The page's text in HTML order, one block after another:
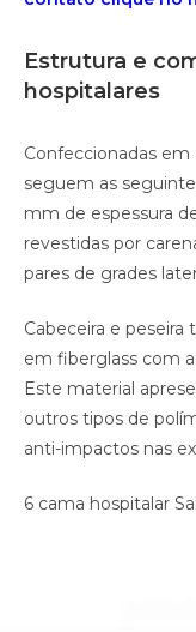
Estrutura e
hospitalares
Confeccionadas
seguem as
mm de espessura
revestidas por
pares de grades
Cabeceira e
em fiberglass com
Este material
outros tipos de
anti-impactos nas
6 cama hospitalar